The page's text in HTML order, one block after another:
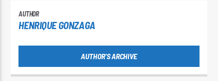
AUTHOR
HENRIQUE GONZAGA
AUTHOR'S ARCHIVE